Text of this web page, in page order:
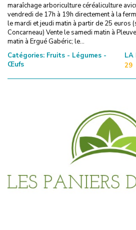
maraîchage arboriculture céréaliculture
vendredi de 17h à 19h directement à la
le mardi et jeudi matin à partir de 25 euros
Concarneau) Vente le samedi matin à
matin à Ergué Gabéric; le...
Catégories: Fruits - Légumes -
Œufs
LA
29